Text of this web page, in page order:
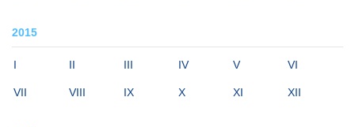
2015
I II III IV V VI
VII VIII IX X XI XII